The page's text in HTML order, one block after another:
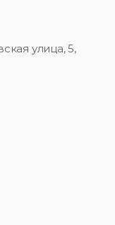
улица, 5,